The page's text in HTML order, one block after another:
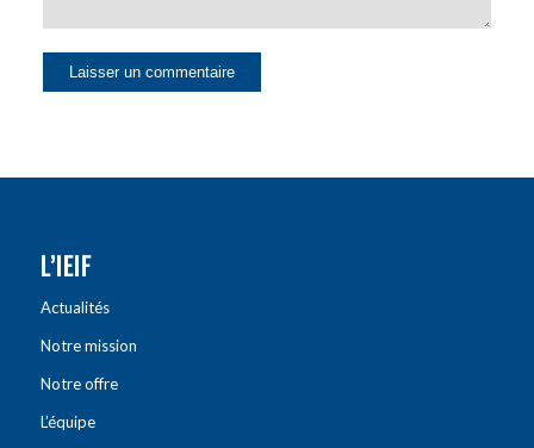
L’IEIF
Actualités
Notre mission
Notre offre
L’équipe